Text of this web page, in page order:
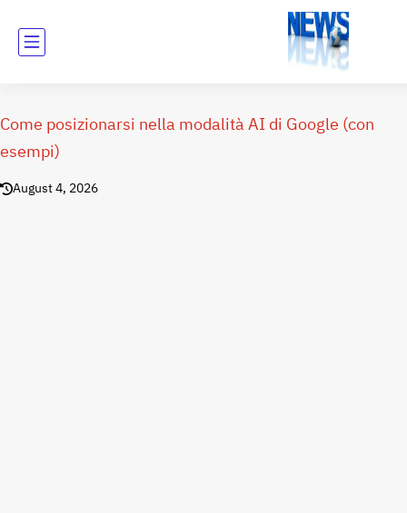
Come posizionarsi nella modalità AI di Google (con
esempi)
August 4, 2026